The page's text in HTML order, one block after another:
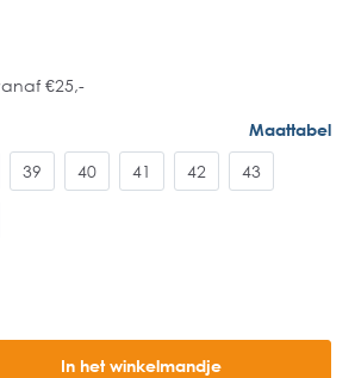
€25,-
Maattabel
39 40 41 42 43
In het winkelmandje